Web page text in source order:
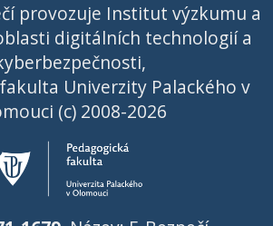
provozuje Institut výzkumu a
digitálních technologií a
Univerzity Palackého v
(c) 2008-2026